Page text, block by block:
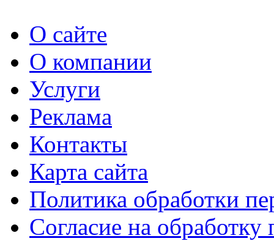
О сайте
О компании
Услуги
Реклама
Контакты
Карта сайта
Политика обработки
Согласие на